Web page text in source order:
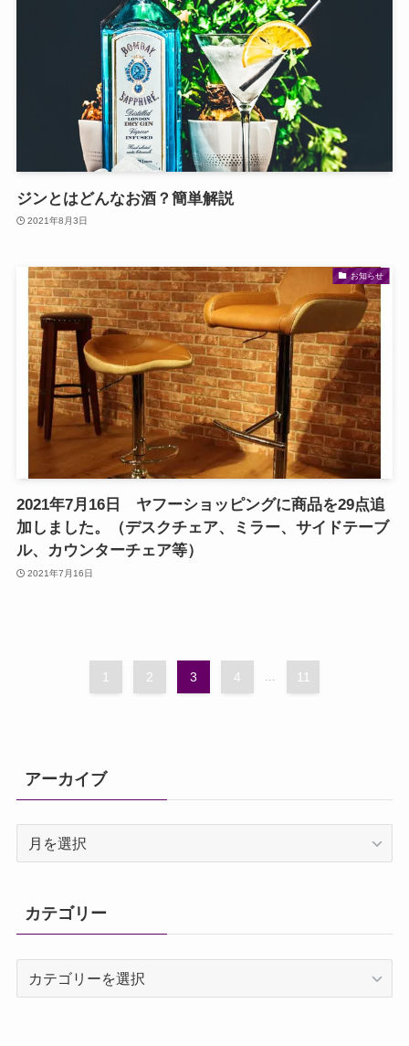
ジンとはどんなお酒？簡単解説
2021年8月3日
お知らせ
2021年7月16日 ヤフーショッピングに商品を29点追
加しました。（デスクチェア、ミラー、サイドテーブ
ル、カウンターチェア等）
2021年7月16日
1 2 3 4 ... 11
アーカイブ
ブ
カテゴリー